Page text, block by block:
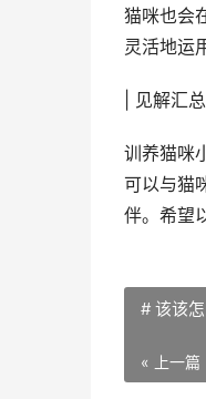
猫咪也会
灵活地运
| 见解汇总
训养猫咪
可以与猫
伴。希望
# 该该
« 上一篇